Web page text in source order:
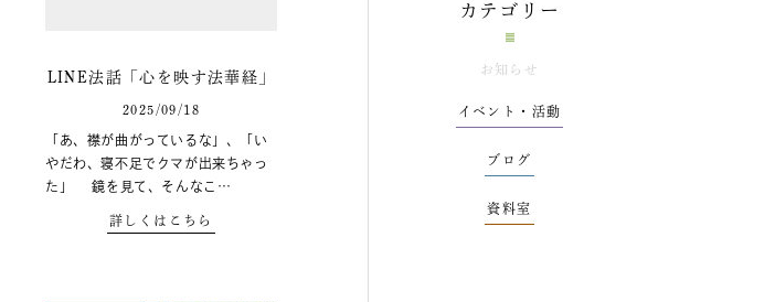
LINE法話「心を映す法華経」
2025/09/18
「あ、襟が曲がっているな」、「い
やだわ、寝不足でクマが出来ちゃっ
た」 鏡を見て、そんなこ…
詳しくはこちら
カテゴリー
お知らせ
イベント・活動
ブログ
資料室